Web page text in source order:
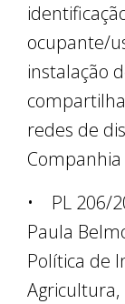
ocupante/
instalação
redes de
Companhia
• PL 206/
Paula
Política de